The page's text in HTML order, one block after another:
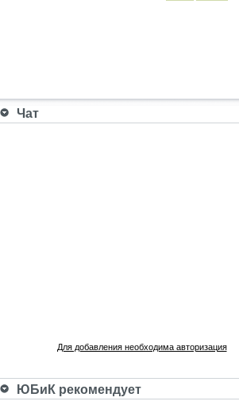
Чат
Для добавления необходима авторизация
ЮБиК рекомендует